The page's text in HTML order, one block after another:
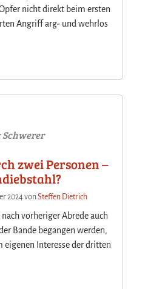
nicht direkt beim ersten
Angriff arg- und wehrlos
zwei Personen –
2024vonSteffen Dietrich
vorheriger Abrede auch
Bande begangen werden,
eigenen Interesse der dritten